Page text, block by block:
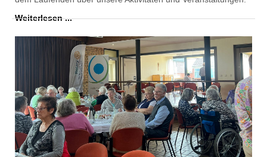
Weiterlesen ...